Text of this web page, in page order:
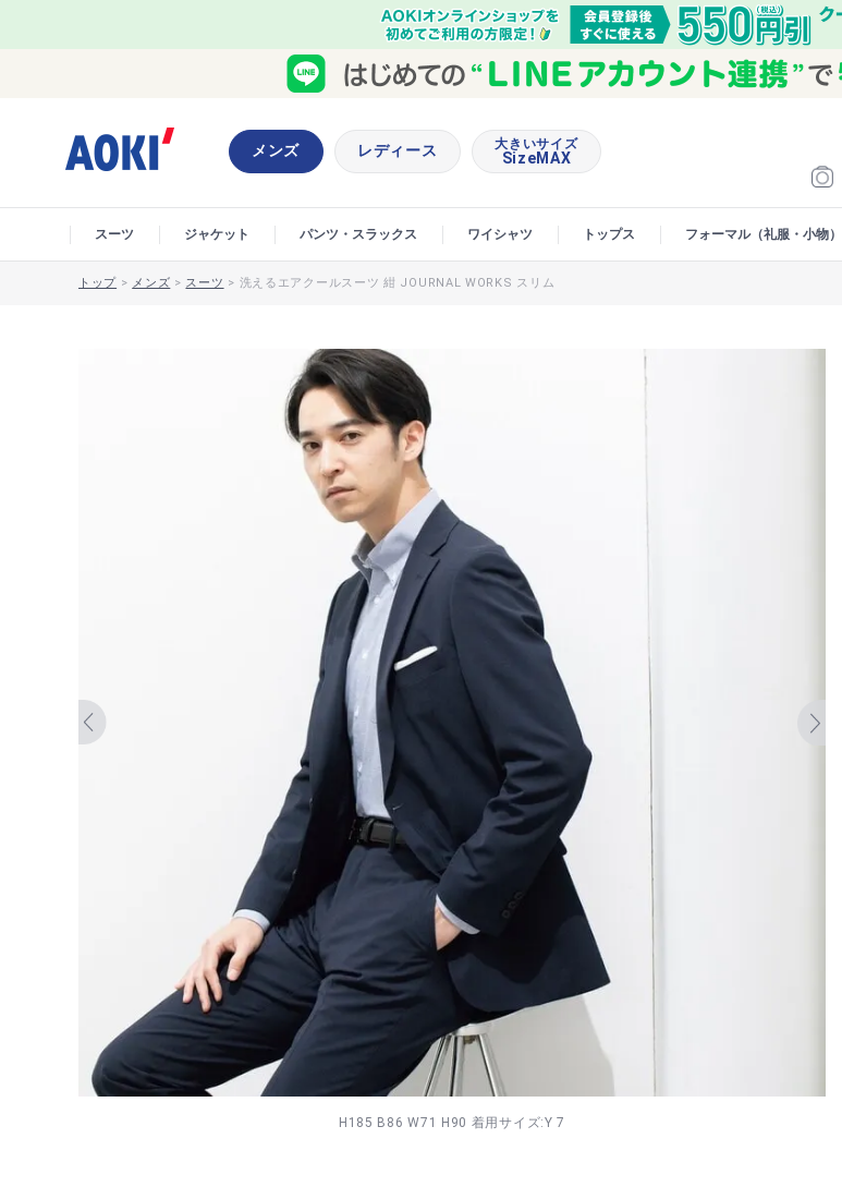
メンズ レディース 大きいサイズ
SizeMAX
スーツ ジャケット パンツ・スラックス ワイシャツ トップス フォーマル（礼服・小物）
トップ > メンズ > スーツ > 洗えるエアクールスーツ 紺 JOURNAL WORKS スリム
H185 B86 W71 H90 着用サイズ:Y 7